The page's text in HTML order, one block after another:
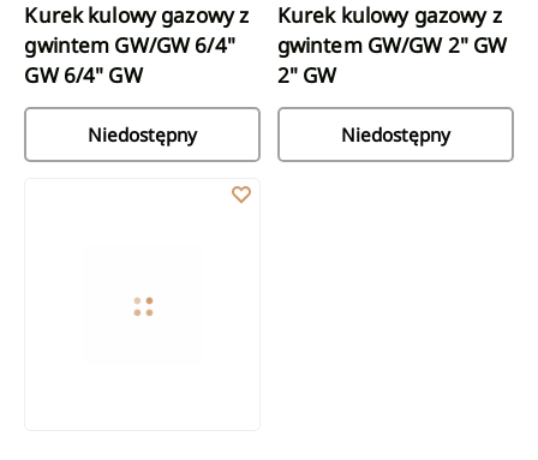
Kurek kulowy gazowy z
gwintem GW/GW 6/4"
GW 6/4" GW
Niedostępny
Kurek kulowy gazowy z
gwintem GW/GW 2" GW
2" GW
Niedostępny
Kurek kulowy gazowy z GW/ GZ 1/2" GW 1/2" GZ